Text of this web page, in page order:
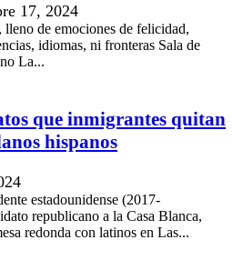
17, 2024
de emociones de felicidad,
idiomas, ni fronteras Sala de
La...
que inmigrantes quitan
hispanos
estadounidense (2017-
republicano a la Casa Blanca,
redonda con latinos en Las...